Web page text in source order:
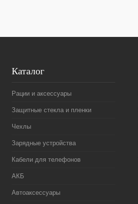
Каталог
Рации и аксессуары
Защитные стекла и пленки
Чехлы
Зарядные устройства
Кабели для телефонов
АКБ
Автоаксессуары